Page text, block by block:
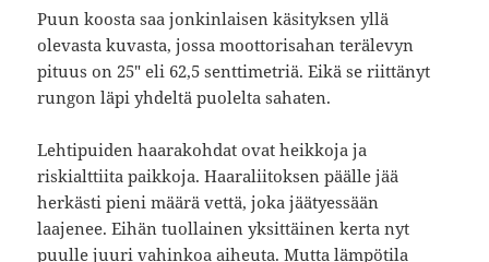
Puun koosta saa jonkinlaisen käsityksen yllä
olevasta kuvasta, jossa moottorisahan terälevyn
pituus on 25″ eli 62,5 senttimetriä. Eikä se riittänyt
rungon läpi yhdeltä puolelta sahaten.
Lehtipuiden haarakohdat ovat heikkoja ja
riskialttiita paikkoja. Haaraliitoksen päälle jää
herkästi pieni määrä vettä, joka jäätyessään
laajenee. Eihän tuollainen yksittäinen kerta nyt
puulle juuri vahinkoa aiheuta. Mutta lämpötila